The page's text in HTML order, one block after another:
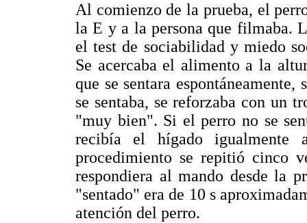
Al comienzo de la prueba, el
la E y a la persona que filmaba.
el test de sociabilidad y miedo
Se acercaba el alimento a la
que se sentara
se sentaba, se reforzaba con un
"muy bien". Si el perro no se
recibía el hígado igualmente
procedimiento se repitió cinco
respondiera al mando desde la
"sentado" era de 10 s
atención del perro.